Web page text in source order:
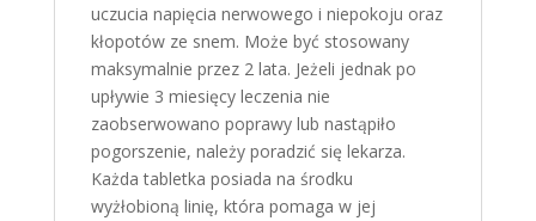
uczucia napięcia nerwowego i niepokoju oraz
kłopotów ze snem. Może być stosowany
maksymalnie przez 2 lata. Jeżeli jednak po
upływie 3 miesięcy leczenia nie
zaobserwowano poprawy lub nastąpiło
pogorszenie, należy poradzić się lekarza.
Każda tabletka posiada na środku
wyżłobioną linię, która pomaga w jej